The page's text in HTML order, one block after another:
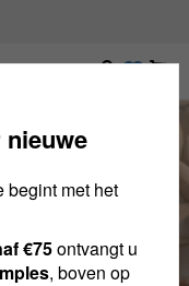
d'Acqua
begint met het
€75ontvangt u
, boven op